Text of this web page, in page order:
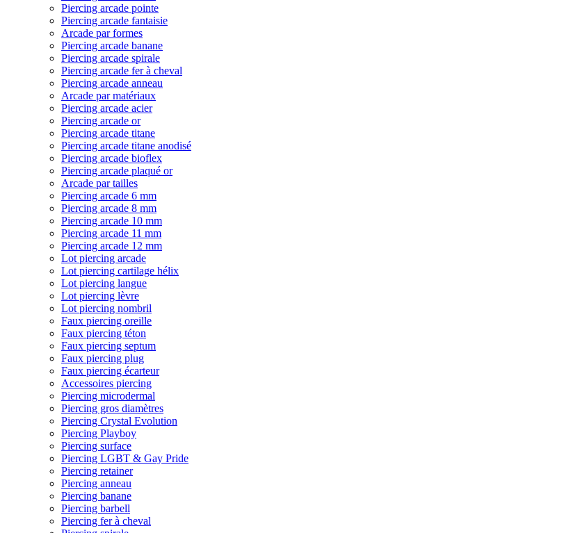
Piercing arcade pointe
Piercing arcade fantaisie
Arcade par formes
Piercing arcade banane
Piercing arcade spirale
Piercing arcade fer à cheval
Piercing arcade anneau
Arcade par matériaux
Piercing arcade acier
Piercing arcade or
Piercing arcade titane
Piercing arcade titane anodisé
Piercing arcade bioflex
Piercing arcade plaqué or
Arcade par tailles
Piercing arcade 6 mm
Piercing arcade 8 mm
Piercing arcade 10 mm
Piercing arcade 11 mm
Piercing arcade 12 mm
Lot piercing arcade
Lot piercing cartilage hélix
Lot piercing langue
Lot piercing lèvre
Lot piercing nombril
Faux piercing oreille
Faux piercing téton
Faux piercing septum
Faux piercing plug
Faux piercing écarteur
Accessoires piercing
Piercing microdermal
Piercing gros diamètres
Piercing Crystal Evolution
Piercing Playboy
Piercing surface
Piercing LGBT & Gay Pride
Piercing retainer
Piercing anneau
Piercing banane
Piercing barbell
Piercing fer à cheval